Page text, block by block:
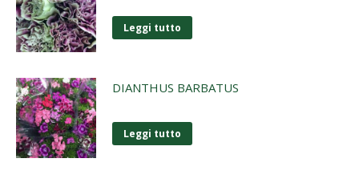
Leggi tutto
DIANTHUS BARBATUS
Leggi tutto